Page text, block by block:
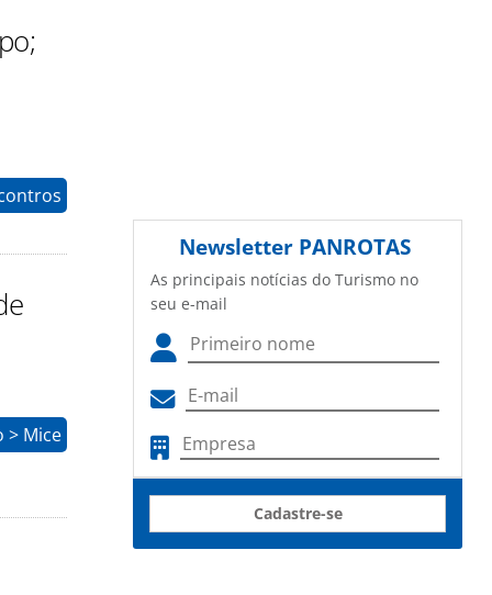
> Mice
Newsletter PANROTAS
As principais notícias do Turismo no
seu e-mail
Cadastre-se